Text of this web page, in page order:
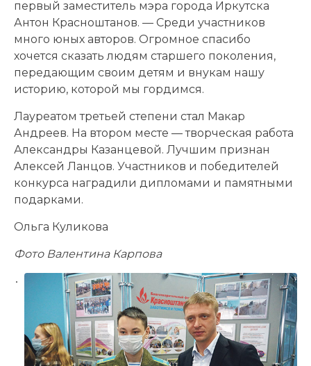
первый заместитель мэра города Иркутска
Антон Красноштанов. — Среди участников
много юных авторов. Огромное спасибо
хочется сказать людям старшего поколения,
передающим своим детям и внукам нашу
историю, которой мы гордимся.
Лауреатом третьей степени стал Макар
Андреев. На втором месте — творческая работа
Александры Казанцевой. Лучшим признан
Алексей Ланцов. Участников и победителей
конкурса наградили дипломами и памятными
подарками.
Ольга Куликова
Фото Валентина Карпова